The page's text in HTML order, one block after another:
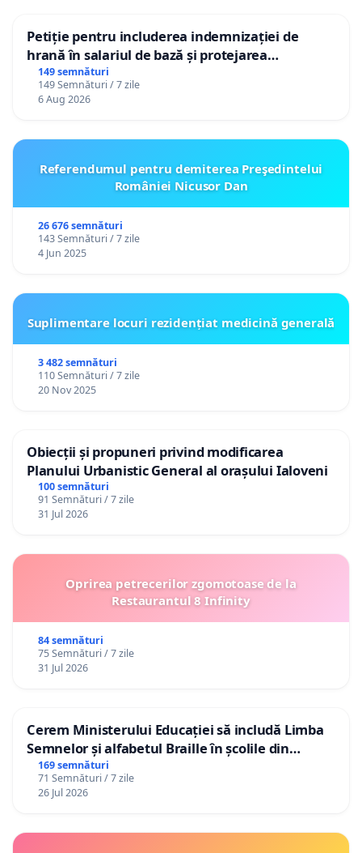
Petiție pentru includerea indemnizației de
hrană în salariul de bază și protejarea
gradațiilor de vechime pentru asistenții
personali
149 semnături
149 Semnături / 7 zile
6 Aug 2026
Referendumul pentru demiterea Preşedintelui
României Nicusor Dan
26 676 semnături
143 Semnături / 7 zile
4 Jun 2025
Suplimentare locuri rezidențiat medicină generală
3 482 semnături
110 Semnături / 7 zile
20 Nov 2025
Obiecții și propuneri privind modificarea
Planului Urbanistic General al orașului Ialoveni
100 semnături
91 Semnături / 7 zile
31 Jul 2026
Oprirea petrecerilor zgomotoase de la
Restaurantul 8 Infinity
84 semnături
75 Semnături / 7 zile
31 Jul 2026
Cerem Ministerului Educației să includă Limba
Semnelor și alfabetul Braille în școlile din
Republica Moldova!
169 semnături
71 Semnături / 7 zile
26 Jul 2026